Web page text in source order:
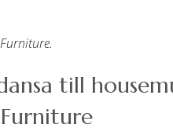
till